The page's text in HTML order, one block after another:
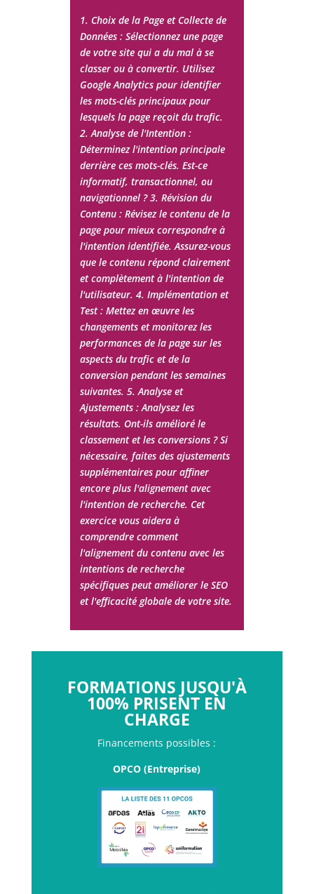
1. Choix de la Page et Collecte de
Données : Sélectionnez une page
de votre site qui a du mal à se
classer ou à convertir. Utilisez
Google Analytics pour identifier
les mots-clés principaux pour
lesquels la page reçoit du trafic.
2. Analyse de l'Intention :
Déterminez l'intention principale
derrière ces mots-clés. Est-ce
informatif, transactionnel, ou
navigationnel ? 3. Révision du
Contenu : Révisez le contenu de la
page pour mieux correspondre à
l'intention identifiée. Assurez-vous
que le contenu répond clairement
et complètement à l'intention de
l'utilisateur. 4. Implémentation et
Test : Mettez en œuvre les
changements et monitorez les
performances de la page sur les
aspects du trafic et de la
conversion pendant les semaines
suivantes. 5. Analyse et
Ajustements : Analysez les
résultats. Ont-ils amélioré le
classement et les conversions ? Si
nécessaire, faites des ajustements
supplémentaires pour affiner
encore plus l'alignement avec
l'intention de recherche. Cet
exercice vous aidera à
comprendre comment
l'alignement du contenu avec les
intentions de recherche
spécifiques peut améliorer le SEO
et l'efficacité globale de votre site.
FORMATIONS JUSQU'À
100% PRISENT EN
CHARGE
Financements possibles :
OPCO (Entreprise)